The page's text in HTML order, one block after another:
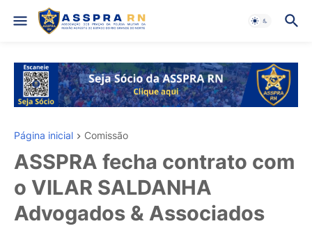
Página inicial Comissão
ASSPRA fecha contrato com
o VILAR SALDANHA
Advogados & Associados